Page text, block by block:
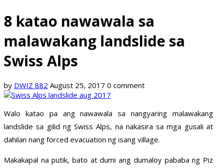
8 katao nawawala sa
malawakang landslide sa
Swiss Alps
by DWIZ 882 August 25, 2017 0 comment
Walo katao pa ang nawawala sa nangyaring malawakang
landslide sa gilid ng Swiss Alps, na nakasira sa mga gusali at
dahilan nang forced evacuation ng isang village.
Makakapal na putik, bato at dumi ang dumaloy pababa ng Piz